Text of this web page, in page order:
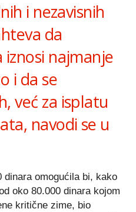
i nezavisnih
da
najmanje
i da se
već za isplatu
navodi se u
dinara omogućila bi, kako
oko 80.000 dinara kojom
kritične zime, bio